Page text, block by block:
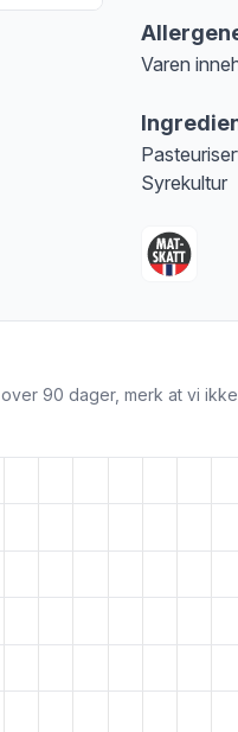
Varen
at
Syrekultur
90 dager, merk at vi